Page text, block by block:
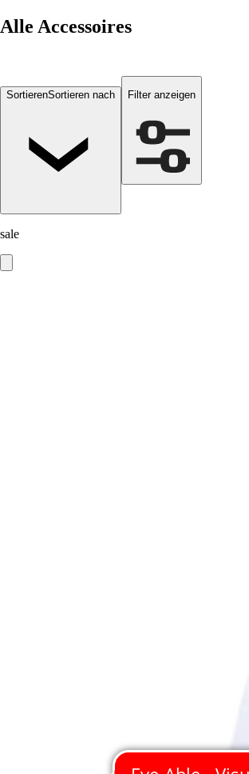
Alle Accessoires
SortierenSortieren nach Filter anzeigen
sale